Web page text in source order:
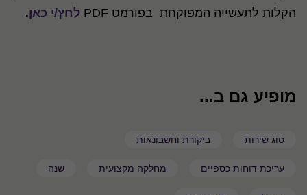
הקלות לתעשייה המפוקחת בפורמט PDF
לחץ/י כאן.
מופיע גם ב...
סוג שירות ביקורת וחשבונאות
עריכת דוחות כספיים מחלקה מקצועית שנה